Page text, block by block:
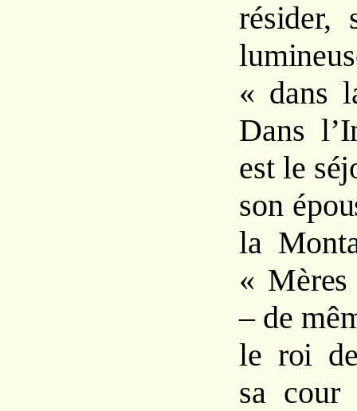
résider,
« dans
Dans
est le
son
la
«
– de
le roi
sa cour